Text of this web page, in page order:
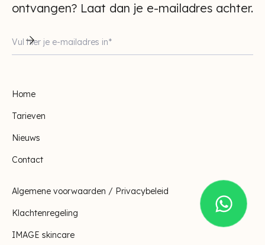
ontvangen? Laat dan je e-mailadres achter.
Home
Tarieven
Nieuws
Contact
Algemene voorwaarden / Privacybeleid
Klachtenregeling
IMAGE skincare